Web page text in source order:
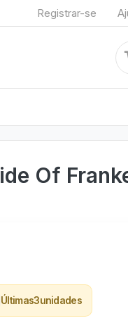
Registrar-se
Of
Últimas3unidades